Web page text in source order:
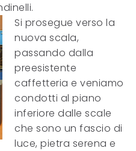
Si prosegue verso la
nuova scala,
passando dalla
preesistente
caffetteria e veniamo
condotti al piano
inferiore dalle scale
che sono un fascio di
luce, pietra serena e